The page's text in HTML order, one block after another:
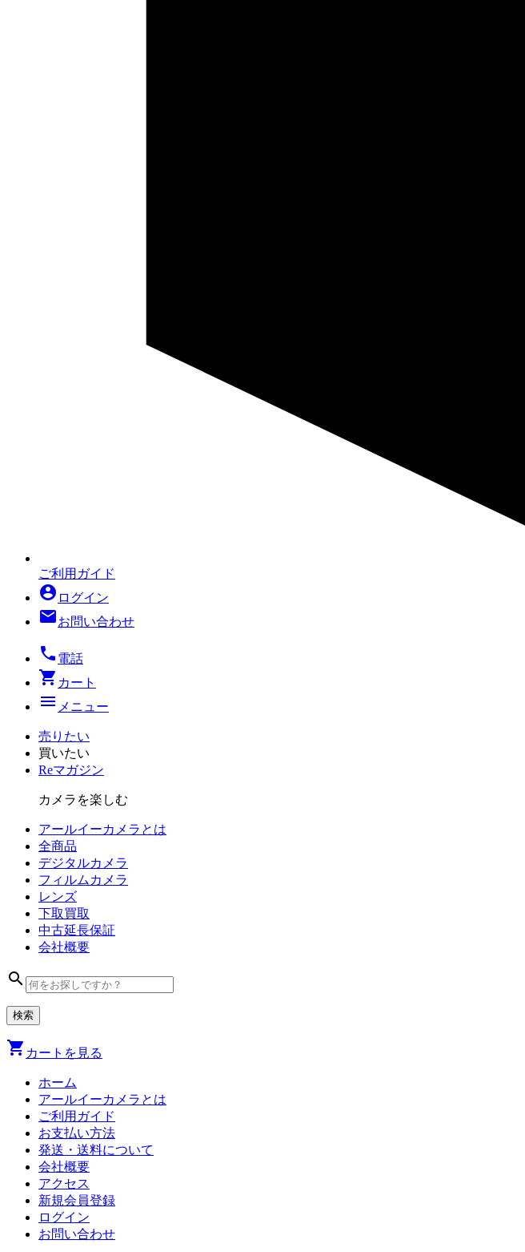
ご利用ガイド
account_circle ログイン
mailお問い合わせ
local_phone 電話
shopping_cart カート
menu メニュー
売りたい
買いたい
Reマガジン
カメラを楽しむ
アールイーカメラとは
全商品
デジタルカメラ
フィルム カメラ
レンズ
下取買取
中古延長保証
会社概要
search
shopping_cart カートを見る
ホーム
アールイーカメラとは
ご利用ガイド
お支払い方法
発送・送料について
会社概要
アクセス
新規会員登録
ログイン
お問い合わせ